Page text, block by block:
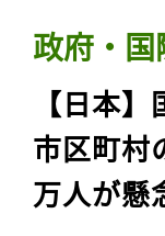
政府・国
【日本
市区町村
万人が懸